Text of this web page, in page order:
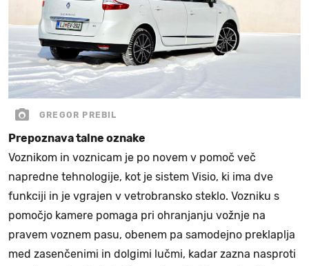
GREGOR PREBIL
Prepoznava talne oznake
Voznikom in voznicam je po novem v pomoč več
napredne tehnologije, kot je sistem Visio, ki ima dve
funkciji in je vgrajen v vetrobransko steklo. Vozniku s
pomočjo kamere pomaga pri ohranjanju vožnje na
pravem voznem pasu, obenem pa samodejno preklaplja
med zasenčenimi in dolgimi lučmi, kadar zazna nasproti